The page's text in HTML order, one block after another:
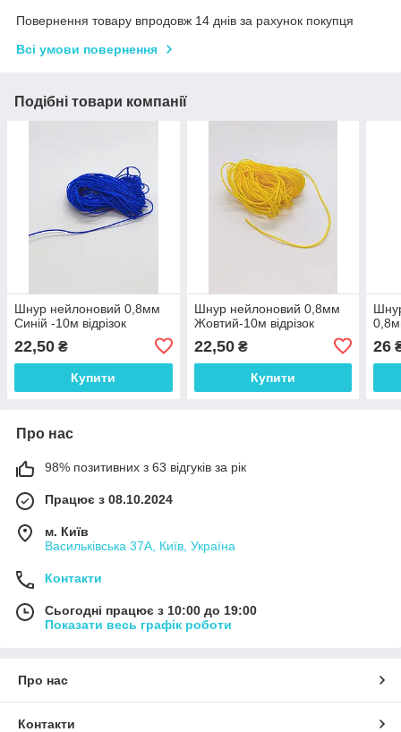
Повернення товару впродовж 14 днів за рахунок покупця
Всі умови повернення
Подібні товари компанії
Шнур нейлоновий 0,8мм
Синій -10м відрізок
22,50 ₴
Купити
Шнур нейлоновий 0,8мм
Жовтий-10м відрізок
22,50₴
Купити
26
Про нас
98% позитивних з 63 відгуків за рік
Працює з 08.10.2024
м. Київ
Васильківська 37А, Київ, Україна
Контакти
Сьогодні працює з 10:00 до 19:00
Показати весь графік роботи
Про нас
Контакти